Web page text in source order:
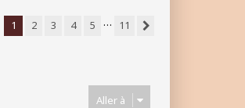
1 2 3 4 5 …
11
Aller à